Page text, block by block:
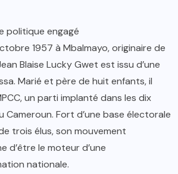
politique engagé
1957 à Mbalmayo, originaire de
Blaise Lucky Gwet est issu d’une
Marié et père de huit enfants, il
un parti implanté dans les dix
Cameroun. Fort d’une base électorale
trois élus, son mouvement
d’être le moteur d’une
nationale.